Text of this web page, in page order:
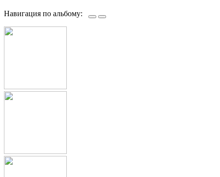
Навигация по альбому: